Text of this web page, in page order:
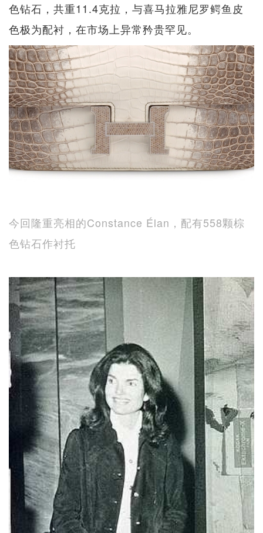
色钻石，共重11.4克拉，与喜马拉雅尼罗鳄鱼皮
色极为配衬，在市场上异常矜贵罕见。
今回隆重亮相的Constance Élan，配有558颗棕
色钻石作衬托